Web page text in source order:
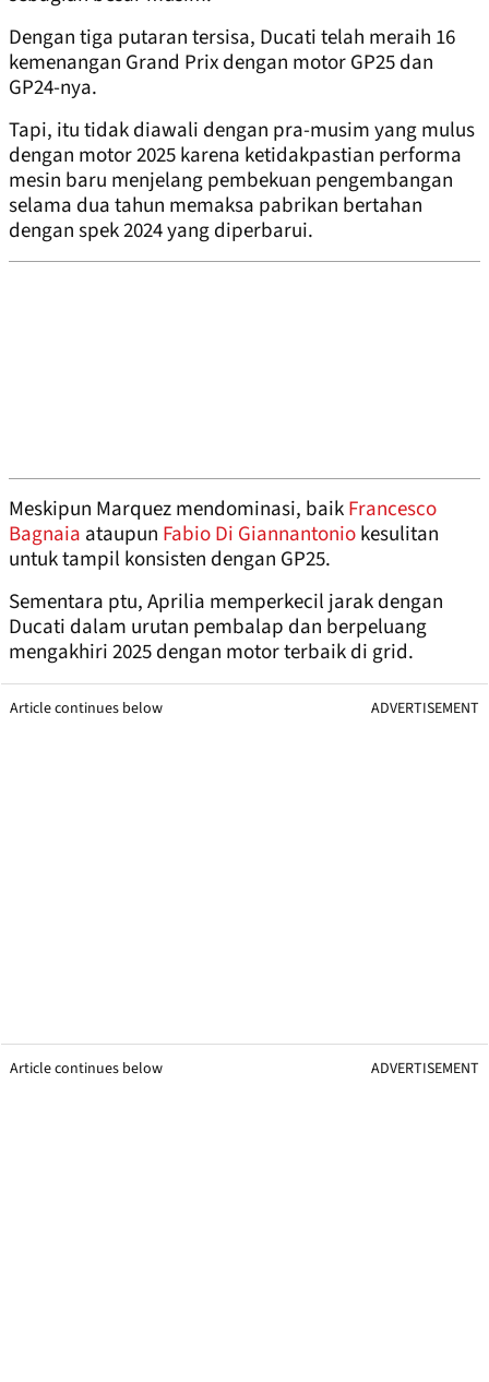
Dengan tiga putaran tersisa, Ducati telah meraih 16
kemenangan Grand Prix dengan motor GP25 dan
GP24-nya.
Tapi, itu tidak diawali dengan pra-musim yang mulus
dengan motor 2025 karena ketidakpastian performa
mesin baru menjelang pembekuan pengembangan
selama dua tahun memaksa pabrikan bertahan
dengan spek 2024 yang diperbarui.
Meskipun Marquez mendominasi, baikFrancesco
Bagnaia ataupun Fabio Di Giannantoniokesulitan
untuk tampil konsisten dengan GP25.
Sementara ptu, Aprilia memperkecil jarak dengan
Ducati dalam urutan pembalap dan berpeluang
mengakhiri 2025 dengan motor terbaik di grid.
Article continues below ADVERTISEMENT
Article continues below ADVERTISEMENT